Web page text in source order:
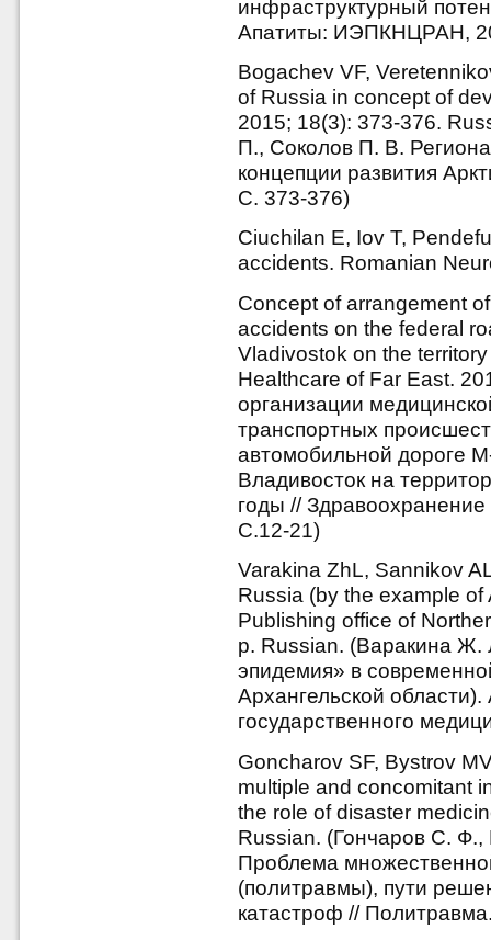
инфраструктурный
Апатиты: ИЭПКНЦРАН,
Bogachev VF,
of Russia in concept of
2015; 18(3): 373-376.
П., Соколов П. В.
концепции развития
С. 373-376)
Ciuchilan E, Iov T,
accidents. Romanian
Concept of arrangement
accidents on the federal
Vladivostok on the
Healthcare of Far East.
организации
транспортных
автомобильной дороге
Владивосток на
годы //
С.12-21)
Varakina ZhL, Sannikov
Russia (by the example
Publishing office of
p. Russian. (Варакина Ж.
эпидемия» в
Архангельской
государственного
Goncharov SF, Bystrov
multiple and concomitant
the role of disaster
Russian. (Гончаров С.
Проблема
(политравмы), пути
катастроф //